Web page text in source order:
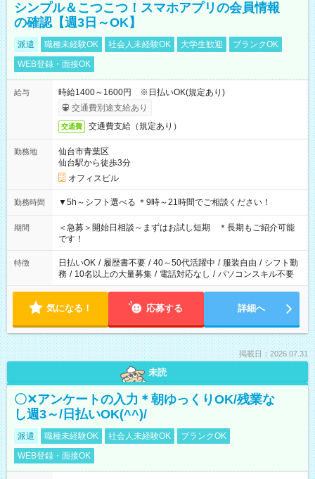
シンプル＆こつこつ！スマホアプリの会員情報
の確認【週3日～OK】
派遣 職種未経験OK 社会人未経験OK 大学生歓迎
ブランクOK
WEB登録・面接OK
給与
時給1400～1600円 ※日払いOK(規定あり)
交通費別途支給あり
交通費 交通費支給（規定あり）
勤務地
仙台市青葉区
仙台駅から徒歩3分
オフィスビル
勤務時間 ▼5h～シフト選べる ＊9時～21時間でご相談ください！
期間
＜急募＞開始日相談～まずはお試し短期 ＊長期もご紹介可能
です！
特徴 日払いOK / 履歴書不要 / 40～50代活躍中 / 服装自由 / シフト勤
務 / 10名以上の大量募集 / 電話対応なし / パソコンスキル不要
気になる！ 応募する 詳細へ
掲載日：2026.07.31
未読
〇✕アンケートの入力＊朝ゆっくりOK/残業な
し週3～/日払いOK(^^)/
派遣 職種未経験OK 社会人未経験OK
ブランクOK
WEB登録・面接OK